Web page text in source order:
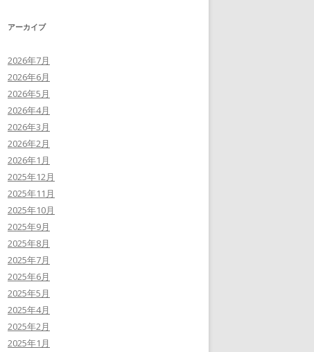
アーカイブ
2026年7月
2026年6月
2026年5月
2026年4月
2026年3月
2026年2月
2026年1月
2025年12月
2025年11月
2025年10月
2025年9月
2025年8月
2025年7月
2025年6月
2025年5月
2025年4月
2025年2月
2025年1月